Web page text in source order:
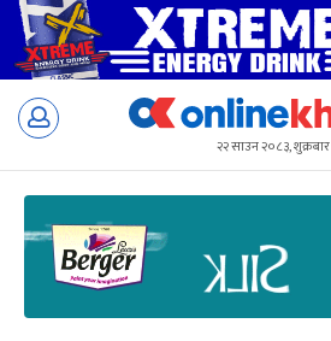
Skip
२२ साउन २०८३, शुक्रबार